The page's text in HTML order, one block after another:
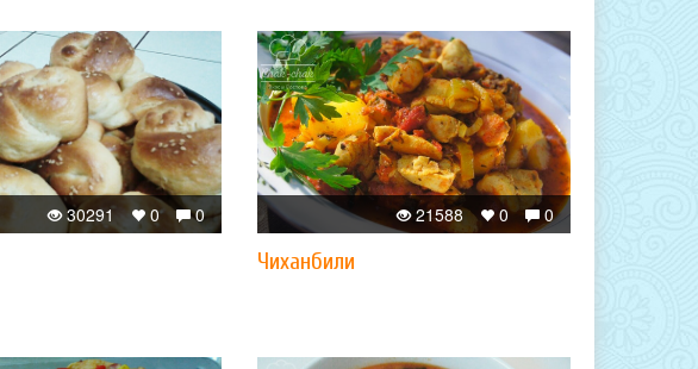
0
0
30291 0
0
21588
Чиханбили